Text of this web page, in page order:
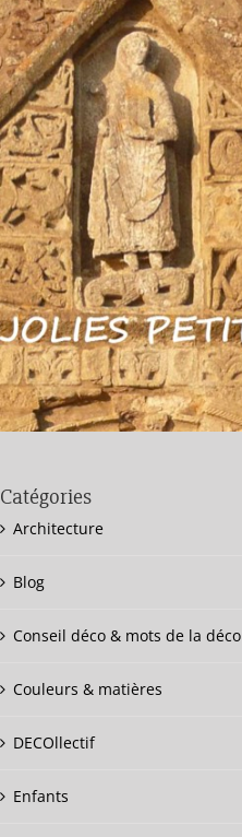
Catégories
Architecture
Blog
Conseil déco & mots de la déco
Couleurs & matières
DECOllectif
Enfants